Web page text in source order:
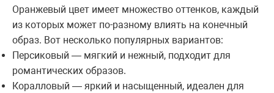
Оранжевый цвет имеет множество оттенков, каждый
из которых может по-разному влиять на конечный
образ. Вот несколько популярных вариантов:
Персиковый — мягкий и нежный, подходит для
романтических образов.
Коралловый — яркий и насыщенный, идеален для